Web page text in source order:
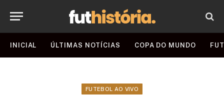
INICIAL ÚLTIMAS NOTÍCIAS COPA DO MUNDO
FUTEBOL AO VIVO